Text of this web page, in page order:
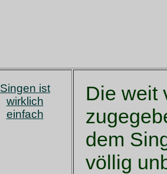
Singen ist
wirklich
einfach
Die weit
dem
völlig